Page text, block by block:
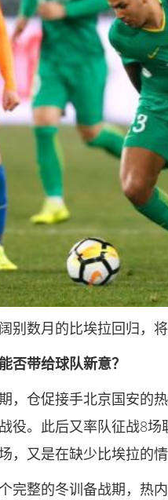
别数月的比埃拉回归，
否带给球队新意？
，仓促接手北京国安的
役。此后又率队征战8
，又是在缺少比埃拉的
完整的冬训备战期，热